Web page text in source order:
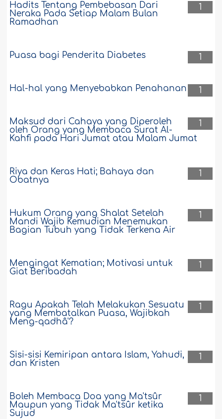
1
Hadits Tentang Pembebasan Dari
Neraka Pada Setiap Malam Bulan
Ramadhan
1
Puasa bagi Penderita Diabetes
1
Hal-hal yang Menyebabkan Penahanan
1
Maksud dari Cahaya yang Diperoleh
oleh Orang yang Membaca Surat Al-
Kahfi pada Hari Jumat atau Malam Jumat
1
Riya dan Keras Hati; Bahaya dan
Obatnya
1
Hukum Orang yang Shalat Setelah
Mandi Wajib Kemudian Menemukan
Bagian Tubuh yang Tidak Terkena Air
1
Mengingat Kematian; Motivasi untuk
Giat Beribadah
1
Ragu Apakah Telah Melakukan Sesuatu
yang Membatalkan Puasa, Wajibkah
Meng-qadhâ'?
1
Sisi-sisi Kemiripan antara Islam, Yahudi,
dan Kristen
1
Boleh Membaca Doa yang Ma'tsûr
Maupun yang Tidak Ma'tsûr ketika
Sujud